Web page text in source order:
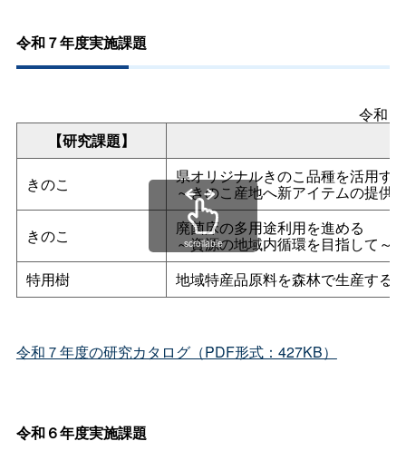
令和７年度実施課題
令和
【研究課題】
きのこ 県オリジナルきのこ品種を活用す
～きのこ産地へ新アイテムの提供
きのこ 廃菌床の多用途利用を進める
～資源の地域内循環を目指して～
特用樹
地域特産品原料を森林で生産する
scrollable
令和７年度の研究カタログ（PDF形式：427KB）
令和６年度実施課題